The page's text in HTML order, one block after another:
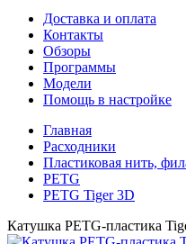
Доставка и оплата
Контакты
Обзоры
Программы
Модели
Помощь в настройке
Главная
Расходники
Пластиковая нить,
PETG
PETG Tiger 3D
Катушка PETG-пластика